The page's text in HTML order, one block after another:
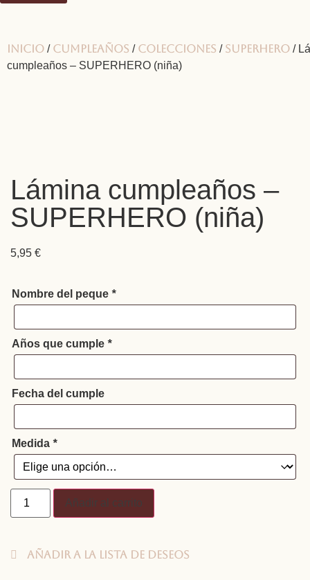
Inicio / Cumpleaños / Colecciones / Superhero /
cumpleaños – SUPERHERO (niña)
Lámina cumpleaños –
SUPERHERO (niña)
5,95 €
Nombre del peque *
Años que cumple *
Fecha del cumple
Medida *
Añadir al carrito
Añadir a la lista de deseos